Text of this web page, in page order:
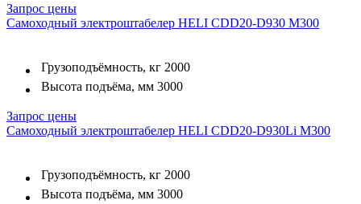
Запрос цены
Самоходный электроштабелер HELI CDD20-D930 M300
Грузоподъёмность, кг 2000
Высота подъёма, мм 3000
Запрос цены
Самоходный электроштабелер HELI CDD20-D930Li M300
Грузоподъёмность, кг 2000
Высота подъёма, мм 3000